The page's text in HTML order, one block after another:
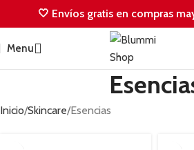
🤍 Envíos gratis en compras
Menu
Inicio Skincare Esencias